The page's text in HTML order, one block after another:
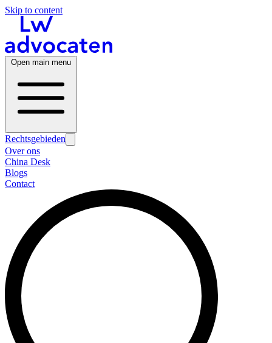
Skip to content
Open main menu
Rechtsgebieden
Over ons
China Desk
Blogs
Contact